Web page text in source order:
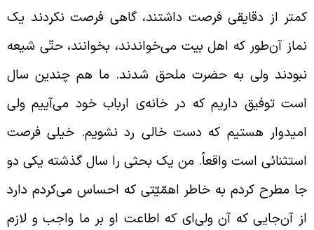
از دقایقی فرصت داشتند، گاهی فرصت نکردند یک
آن‌طور که اهل بیت می‌خواندند، بخوانند، حتّی شیعه
ولی به حضرت ملحق شدند. ما هم چندین سال
توفیق داریم که در خانه‌ی ارباب خود می‌آییم ولی
هستیم که دست خالی رد نشویم. خیلی فرصت
است واقعاً. من یک بحثی را سال گذشته یکی دو
مطرح کردم به خاطر اهمّیّتی که احساس می‌کردم دارد
آن‌جایی که آن ولی‌ای که اطاعت او بر ما واجب و لازم